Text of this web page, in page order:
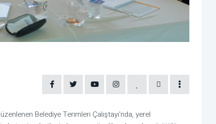
Belediye Terimleri Çalıştayı'nda, yerel